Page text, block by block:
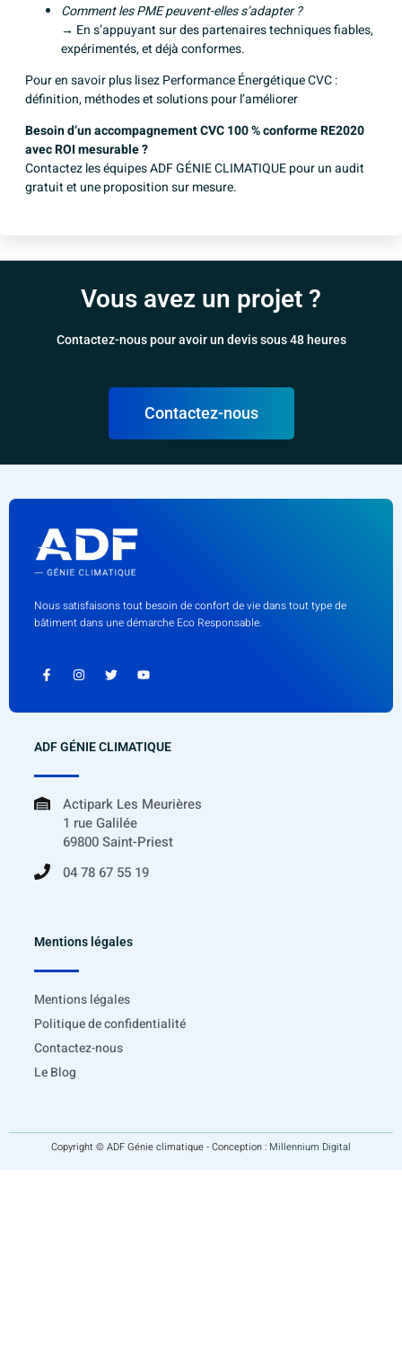
Comment les PME peuvent-elles s’adapter ?
→ En s’appuyant sur des partenaires techniques fiables,
expérimentés, et déjà conformes.
Pour en savoir plus lisezPerformance Énergétique CVC :
définition, méthodes et solutions pour l’améliorer
Besoin d’un accompagnement CVC 100 % conforme RE2020
avec ROI mesurable ?
Contactez les équipes ADF GÉNIE CLIMATIQUEpour un audit
gratuit et une proposition sur mesure.
Vous avez un projet ?
Contactez-nous pour avoir un devis sous 48 heures
Contactez-nous
Nous satisfaisons tout besoin de confort de vie dans tout type de
bâtiment dans une démarche Eco Responsable.
ADF GÉNIE CLIMATIQUE
Actipark Les Meurières
1 rue Galilée
69800 Saint-Priest
04 78 67 55 19
Mentions légales
Mentions légales
Politique de confidentialité
Contactez-nous
Le Blog
Copyright © ADF Génie climatique - Conception : Millennium Digital